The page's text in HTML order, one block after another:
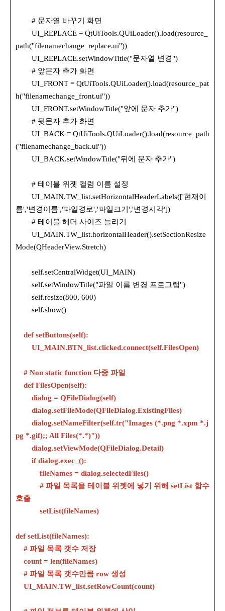
# 문자열 바꾸기 화면
UI_REPLACE = QtUiTools.QUiLoader().load(resource_
path("filenamechange_replace.ui"))
UI_REPLACE.setWindowTitle("문자열 변경")
# 앞문자 추가 화면
UI_FRONT = QtUiTools.QUiLoader().load(resource_pat
h("filenamechange_front.ui"))
UI_FRONT.setWindowTitle("앞에 문자 추가")
# 뒷문자 추가 화면
UI_BACK = QtUiTools.QUiLoader().load(resource_path
("filenamechange_back.ui"))
UI_BACK.setWindowTitle("뒤에 문자 추가")
# 테이블 위젯 컬럼 이름 설정
UI_MAIN.TW_list.setHorizontalHeaderLabels(['현재이
름','변경이름','파일경로','파일크기','변경시각'])
# 테이블 헤더 사이즈 늘리기
UI_MAIN.TW_list.horizontalHeader().setSectionResize
Mode(QHeaderView.Stretch)
self.setCentralWidget(UI_MAIN)
self.setWindowTitle("파일 이름 변경 프로그램")
self.resize(800, 600)
self.show()
def setButtons(self):
UI_MAIN.BTN_list.clicked.connect(self.FilesOpen)
# Non static function 다중 파일
def FilesOpen(self):
dialog = QFileDialog(self)
dialog.setFileMode(QFileDialog.ExistingFiles)
dialog.setNameFilter(self.tr("Images (*.png *.xpm *.j
pg *.gif);; All Files(*.*)"))
dialog.setViewMode(QFileDialog.Detail)
if dialog.exec_():
fileNames = dialog.selectedFiles()
# 파일 목록을 테이블 위젯에 넣기 위해 setList 함수
호출
setList(fileNames)
def setList(fileNames):
# 파일 목록 갯수 저장
count = len(fileNames)
# 파일 목록 갯수만큼 row 생성
UI_MAIN.TW_list.setRowCount(count)